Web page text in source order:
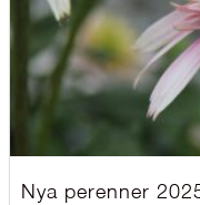
Nya perenner